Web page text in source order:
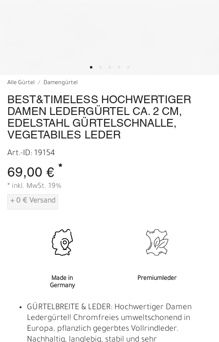
Alle Gürtel Damengürtel
BEST&TIMELESS HOCHWERTIGER
DAMEN LEDERGÜRTEL CA. 2 CM,
EDELSTAHL GÜRTELSCHNALLE,
VEGETABILES LEDER
Art.-ID: 19154
69,00 € *
* inkl. MwSt. 19%
+ 0 € Versand
Made in
Germany
Premiumleder
GÜRTELBREITE & LEDER: Hochwertiger Damen
Ledergürtel! Chromfreies umweltschonend in
Europa, pflanzlich gegerbtes Vollrindleder.
Nachhaltig, langlebig, stabil und sehr